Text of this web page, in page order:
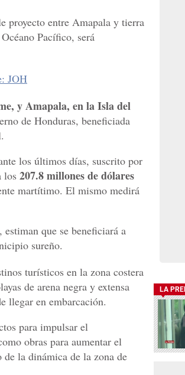
proyecto entre Amapala y tierra
Pacífico, será
JOH
y Amapala, en la Isla del
de Honduras, beneficiada
los últimos días, suscrito por
los 207.8 millones de dólares
martítimo. El mismo medirá
que se beneficiará a
sureño.
turísticos en la zona costera
de arena negra y extensa
llegar en embarcación.
para impulsar el
obras para aumentar el
la dinámica de la zona de
LA